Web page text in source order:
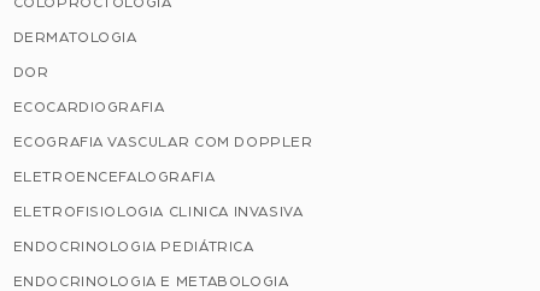
DERMATOLOGIA
DOR
ECOCARDIOGRAFIA
ECOGRAFIA VASCULAR COM DOPPLER
ELETROENCEFALOGRAFIA
ELETROFISIOLOGIA CLINICA INVASIVA
ENDOCRINOLOGIA PEDIÁTRICA
ENDOCRINOLOGIA E METABOLOGIA